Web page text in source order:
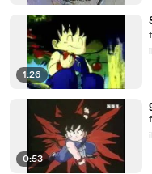
1:26
0:53